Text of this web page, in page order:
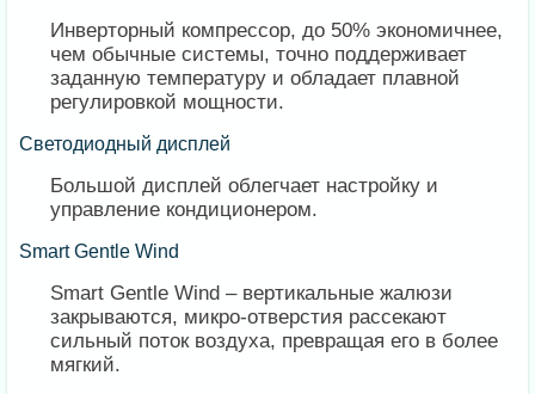
Инверторный компрессор, до 50% экономичнее,
чем обычные системы, точно поддерживает
заданную температуру и обладает плавной
регулировкой мощности.
​Светодиодный дисплей
Большой дисплей облегчает настройку и
управление кондиционером.
​Smart Gentle Wind
Smart Gentle Wind – вертикальные жалюзи
закрываются, микро-отверстия рассекают
сильный поток воздуха, превращая его в более
мягкий.